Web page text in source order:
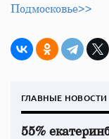
Подмосковье>>
ГЛАВНЫЕ НОВОСТИ
55%